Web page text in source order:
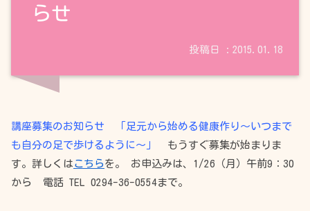
らせ
2015.01.18
講座募集のお知らせ 「足元から始める健康作り～いつまで
も自分の足で歩けるように～」
もうすぐ募集が始まりま
す。詳しくは こちら を。 お申込みは、1/26（月）午前9：30
から 電話 TEL 0294-36-0554まで。